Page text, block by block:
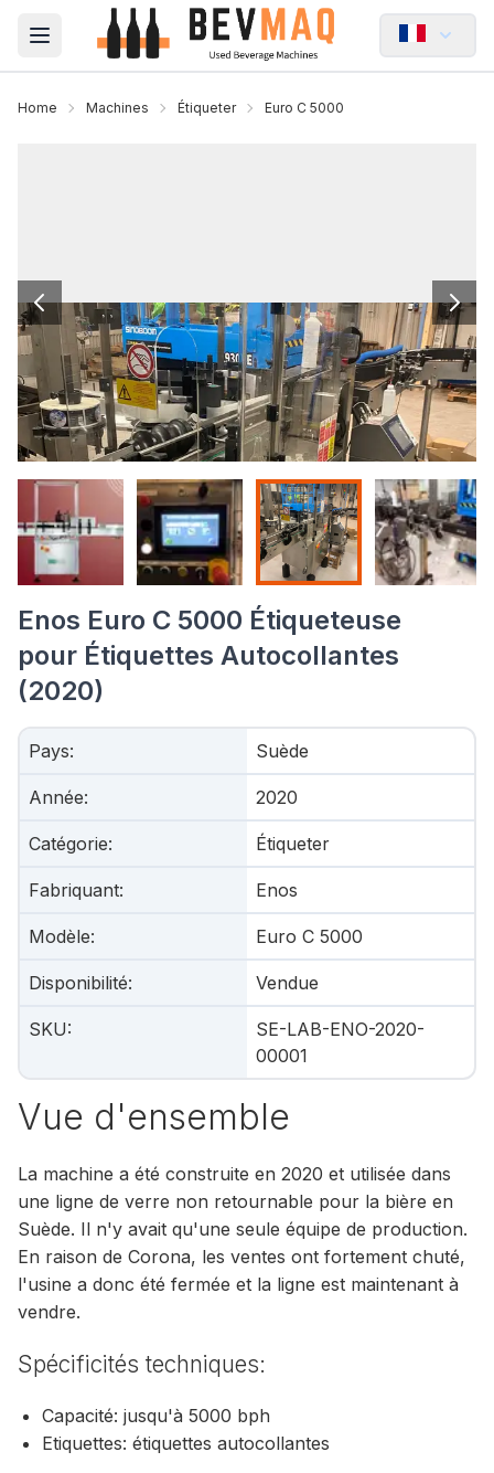
Open main menu
Home Machines Étiqueter Euro C 5000
Enos Euro C 5000 Étiqueteuse
pour Étiquettes Autocollantes
(2020)
Pays: Suède
Année: 2020
Catégorie: Étiqueter
Fabriquant: Enos
Modèle: Euro C 5000
Disponibilité: Vendue
SKU:
SE-LAB-ENO-2020-
00001
Vue d'ensemble
La machine a été construite en 2020 et utilisée dans
une ligne de verre non retournable pour la bière en
Suède. Il n'y avait qu'une seule équipe de production.
En raison de Corona, les ventes ont fortement chuté,
l'usine a donc été fermée et la ligne est maintenant à
vendre.
Spécificités techniques:
Capacité: jusqu'à 5000 bph
Etiquettes: étiquettes autocollantes